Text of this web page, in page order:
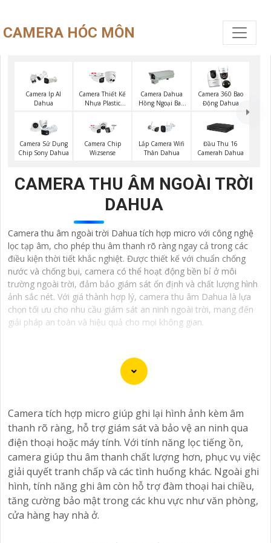
CAMERA HÓC MÔN
Camera Ip AI
Dahua
Camera Thiết Kế
Nhựa Plastic
Camera Dahua
Hồng Ngoại Ban
Camera 360 Bao
Động Dahua
Camera Sử Dụng
Chip Sony Dahua
Camera Chip
Wizsense
Lắp Camera Wifi
Thân Dahua
Đầu Thu 16
Camerah Dahua
CAMERA THU ÂM NGOÀI TRỜI
DAHUA
Camera thu âm ngoài trời Dahua tích hợp micro với công nghệ
lọc tạp âm, cho phép thu âm thanh rõ ràng ngay cả trong các
điều kiện thời tiết khắc nghiệt. Được thiết kế với chuẩn chống
nước và chống bụi, camera có thể hoạt động bền bỉ ở môi
trường ngoài trời, đảm bảo giám sát ổn định và chất lượng hình
ảnh sắc nét. Với giá thành hợp lý, camera thu âm Dahua là lựa
chọn tối ưu cho nhu cầu giám sát an ninh ngoài trời, mang đến
giải pháp an toàn và hiệu quả cho mọi không gian.
Dạ chắc chắn, đây là tư vấn của tôi về Camera Dahua
1:Camera Dahua là một thương hiệu nổi tiếng về sản
phẩm an ninh và giám sát.⚒2:Để Hoàn toàn tin cậy
mua Camera Dahua chính hãng, bạn nên mua từ các
cửa hàng uy tín hoặc các đại lý chính thức của Dahua.☄️
3:Mức giá của Camera Dahua có thể thay đổi tùy vào
model và chức năng của camera. Bạn nên tìm hiểu kỹ
trước khi đầu tư.🎖️4:Chất lượng của Camera Dahua
được đánh giá cao với độ phân giải cao, tính năng
Camera tích hợp micro giúp ghi lại hình ảnh kèm âm
thanh rõ ràng, hỗ trợ giám sát và bảo vệ an ninh qua
điện thoại hoặc máy tính. Với tính năng lọc tiếng ồn,
camera giúp thu âm thanh chất lượng hơn, phục vụ việc
giải quyết tranh chấp và các tình huống khác. Ngoài ghi
hình, tính năng ghi âm còn hỗ trợ đàm thoại hai chiều,
tăng cường bảo mật trong các khu vực như văn phòng,
cửa hàng hay nhà ở.